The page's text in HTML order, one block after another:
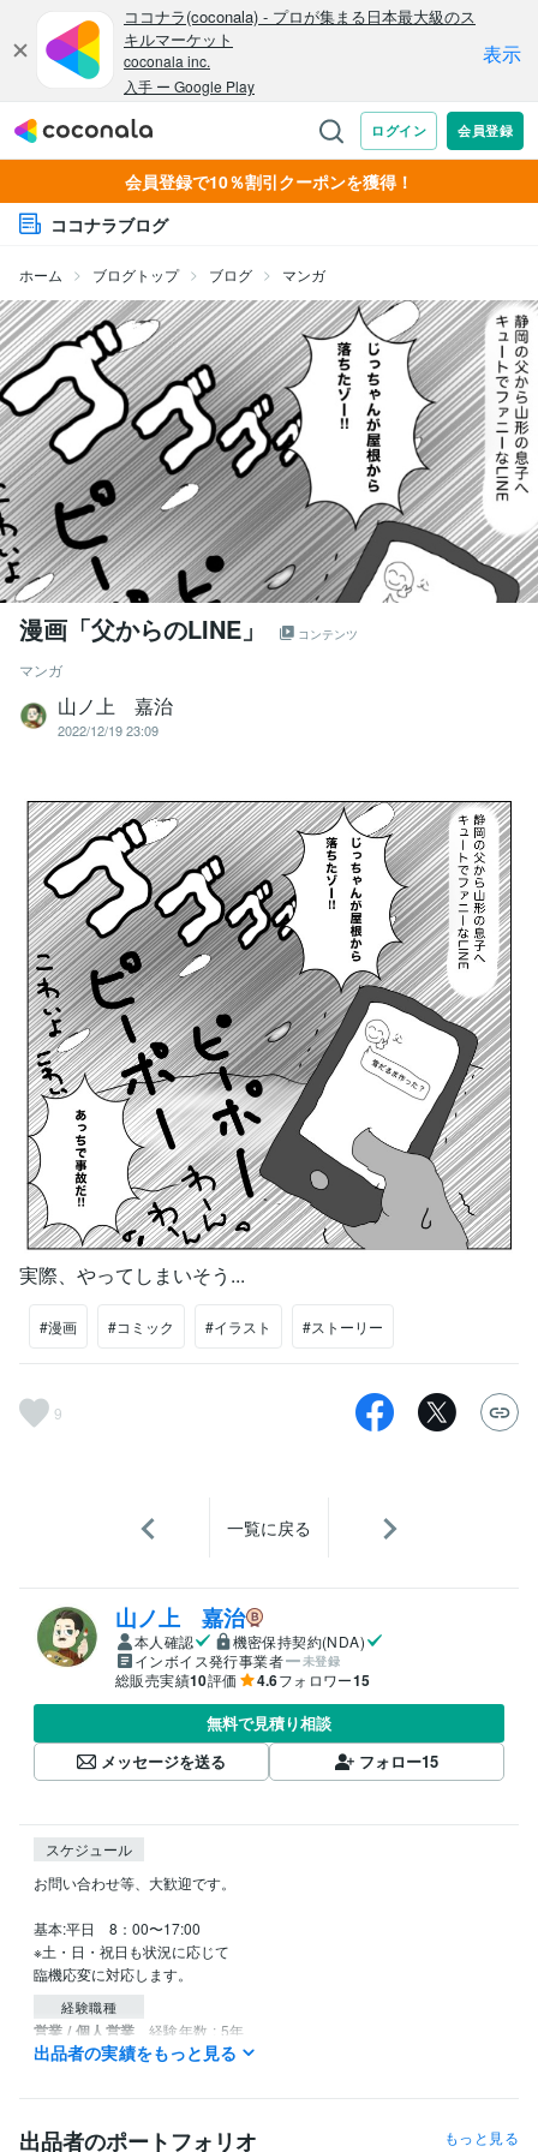
会員登録で10％割引クーポンを獲得！
ココナラブログ
ホーム ブログトップ ブログ マンガ
漫画「父からのLINE」 コンテンツ
マンガ
山ノ上 嘉治
2022/12/19 23:09
実際、やってしまいそう...
#漫画 #コミック #イラスト #ストーリー
9
一覧に戻る
山ノ上 嘉治
本人確認
機密保持契約(NDA)
インボイス発行事業者
未登録
総販売実績10評価 4.6フォロワー15
無料で見積り相談
メッセージを送る
フォロー15
スケジュール
お問い合わせ等、大歓迎です。
基本:平日　8：00〜17:00
※土・日・祝日も状況に応じて
臨機応変に対応します。
経験職種
営業 / 個人営業 経験年数 : 5年
メディア・出版・広告 / クリエイティブ・アートディレクター
ライフスタイル・その他 / 講師・インストラクター 経験年数 : 2年
職歴
出品者の実績をもっと見る
出品者のポートフォリオ もっと見る